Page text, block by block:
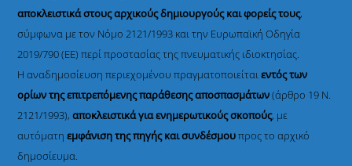
αποκλειστικά στους αρχικούς δημιουργούς και φορείς τους,
σύμφωνα με τον Νόμο 2121/1993 και την Ευρωπαϊκή Οδηγία
2019/790 (ΕΕ) περί προστασίας της πνευματικής ιδιοκτησίας.
Η αναδημοσίευση περιεχομένου πραγματοποιείταιεντός των
ορίων της επιτρεπόμενης παράθεσης αποσπασμάτων(άρθρο 19 Ν.
2121/1993), αποκλειστικά για ενημερωτικούς σκοπούς, με
αυτόματηεμφάνιση της πηγής και συνδέσμουπρος το αρχικό
δημοσίευμα.